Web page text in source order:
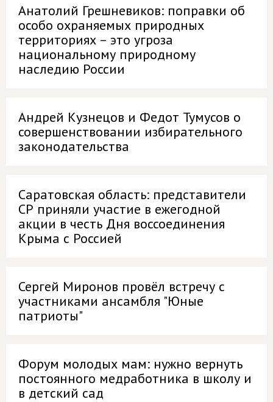
Анатолий Грешневиков: поправки об
особо охраняемых природных
территориях – это угроза
национальному природному
наследию России
Андрей Кузнецов и Федот Тумусов о
совершенствовании избирательного
законодательства
Саратовская область: представители
СР приняли участие в ежегодной
акции в честь Дня воссоединения
Крыма с Россией
Сергей Миронов провёл встречу с
участниками ансамбля "Юные
патриоты"
Форум молодых мам: нужно вернуть
постоянного медработника в школу и
в детский сад